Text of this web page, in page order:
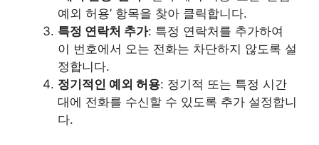
예외 허용’ 항목을 찾아 클릭합니다.
특정 연락처 추가: 특정 연락처를 추가하여
이 번호에서 오는 전화는 차단하지 않도록 설
정합니다.
정기적인 예외 허용: 정기적 또는 특정 시간
대에 전화를 수신할 수 있도록 추가 설정합니
다.